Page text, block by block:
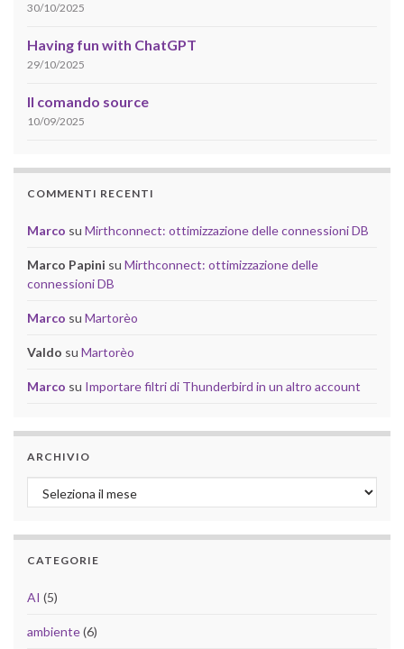
30/10/2025
Having fun with ChatGPT
29/10/2025
Il comando source
10/09/2025
COMMENTI RECENTI
Marco su Mirthconnect: ottimizzazione delle connessioni DB
Marco Papini su Mirthconnect: ottimizzazione delle
connessioni DB
Marco su Martorèo
Valdo su Martorèo
Marco su Importare filtri di Thunderbird in un altro account
ARCHIVIO
Archivio
CATEGORIE
AI (5)
ambiente(6)